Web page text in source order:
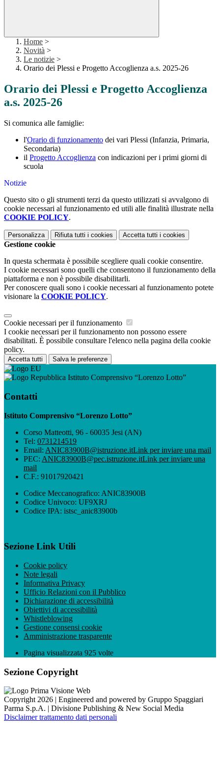
Home >
Novità >
Le notizie >
Orario dei Plessi e Progetto Accoglienza a.s. 2025-26
Orario dei Plessi e Progetto Accoglienza
a.s. 2025-26
Si comunica alle famiglie:
l'Orario di funzionamento dei vari Plessi (Infanzia, Primaria,
Secondaria)
il Progetto Accoglienza con indicazioni per i primi giorni di
scuola
Notizie
Questo sito o gli strumenti terzi da questo utilizzati si avvalgono di
cookie necessari al funzionamento ed utili alle finalità illustrate nella
COOKIE POLICY.
Personalizza Rifiuta tutti i cookies Accetta tutti i cookies
Gestione cookie
In questa schermata è possibile scegliere quali cookie consentire.
I cookie necessari sono quelli che consentono il funzionamento della
piattaforma e non è possibile disabilitarli.
Per conoscere quali sono i cookie necessari al funzionamento potete
visionare la COOKIE POLICY.
Cookie necessari per il funzionamento
I cookie necessari per il funzionamento non possono essere
disabilitati. È possibile consultare l'elenco nella pagina della cookie
policy.
Accetta tutti Salva le preferenze
Istituto Comprensivo “Lorenzo Lotto”
Contatti
Istituto Comprensivo “Lorenzo Lotto”
Corso Matteotti, 96 - 60035 Jesi (AN)
Tel: 0731214519
Email: ANIC83900B@istruzione.itLink per inviare una mail
PEC: ANIC83900B@pec.istruzione.itLink per inviare una
mail
C.F.: 91017920421
Codice Meccanografico: ANIC83900B
Codice Univoco: UF9XRJ
Codice IPA: istsc_anic83900b
Sezione Link Utili
Cookie policy
Note legali
Informativa Privacy
Ufficio Relazioni con il Pubblico
Dichiarazione di accessibilità
Obiettivi di accessibilità
Whistleblowing
Gestione consensi cookie
Amministrazione trasparente
Pagina visualizzata 925 volte
Sezione Copyright
Copyright 2026 | Engineered and powered by Gruppo Spaggiari
Parma S.p.A. | Divisione Publishing & New Social Media
Disclaimer trattamento dati personali